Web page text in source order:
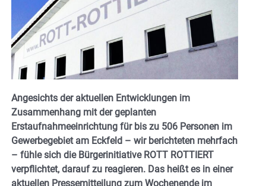
Angesichts der aktuellen Entwicklungen im
Zusammenhang mit der geplanten
Erstaufnahmeeinrichtung für bis zu 506 Personen im
Gewerbegebiet am Eckfeld – wir berichteten mehrfach
– fühle sich die Bürgerinitiative ROTT ROTTIERT
verpflichtet, darauf zu reagieren. Das heißt es in einer
aktuellen Pressemitteilung zum Wochenende im